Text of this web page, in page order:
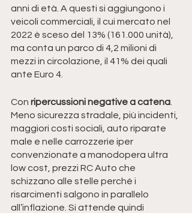
anni di età. A questi si aggiungono i
veicoli commerciali, il cui mercato nel
2022 è sceso del 13% (161.000 unità),
ma conta un parco di 4,2 milioni di
mezzi in circolazione, il 41% dei quali
ante Euro 4.
Con ripercussioni negative a catena
Meno sicurezza stradale, più incidenti,
maggiori costi sociali, auto riparate
male e nelle carrozzerie iper
convenzionate a manodopera ultra
low cost, prezzi RC Auto che
schizzano alle stelle perché i
risarcimenti salgono in parallelo
all’inflazione. Si attende quindi